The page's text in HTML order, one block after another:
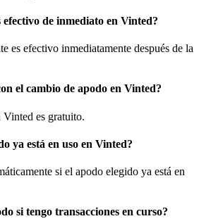
efectivo de inmediato en Vinted?
es efectivo inmediatamente después de la
el cambio de apodo en Vinted?
es gratuito.
ya está en uso en Vinted?
si el apodo elegido ya está en
si tengo transacciones en curso?